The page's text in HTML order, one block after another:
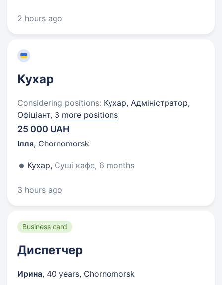
2 hours ago
Кухар
Considering positions: Кухар, Адміністратор,
Офіціант, 3 more positions
25 000 UAH
Ілля, Chornomorsk
Кухар, Суші кафе, 6 months
3 hours ago
Business card
Диспетчер
Ирина, 40 years, Chornomorsk